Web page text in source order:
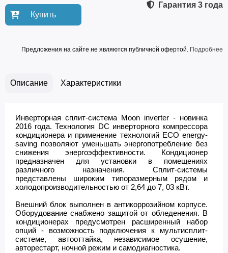
Купить
Гарантия 3 года
Предложения на сайте не являются публичной офертой. Подробнее
Описание Характеристики
Инверторная сплит-система Moon inverter - новинка
2016 года. Технология DC инверторного компрессора
кондиционера и применение технологий ЕСО energy-
saving позволяют уменьшать энергопотребление без
снижения энергоэффективности. Кондиционер
предназначен для установки в помещениях
различного назначения. Сплит-системы
представлены широким типоразмерным рядом и
холодопроизводительностью от 2,64 до 7, 03 кВт.
Внешний блок выполнен в антикоррозийном корпусе.
Оборудование снабжено защитой от обледенения. В
кондиционерах предусмотрен расширенный набор
опций - возможность подключения к мультисплит-
системе, автооттайка, независимое осушение,
авторестарт, ночной режим и самодиагностика.